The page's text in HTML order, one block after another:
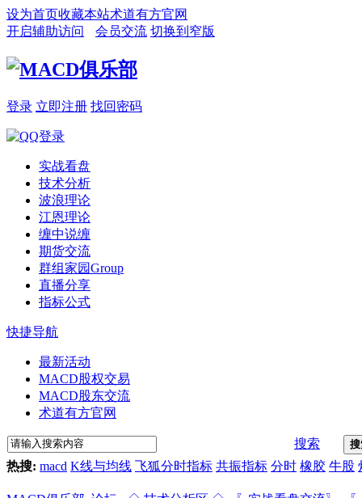
设为首页收藏本站术道有方官网
开启辅助访问
会员交流 切换到窄版
登录 立即注册 找回密码
实战看盘
技术分析
波浪理论
江恩理论
缠中说缠
期货交流
群组家园Group
直播分享
指标公式
快捷导航
最新活动
MACD股权交易
MACD股东交流
术道有方官网
搜索
热搜: macd K线与均线 飞狐分时指标 共振指标 分时 橡胶 牛股